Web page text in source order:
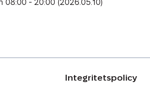
- 20:00 (2026.05.10)
Integritetspolicy